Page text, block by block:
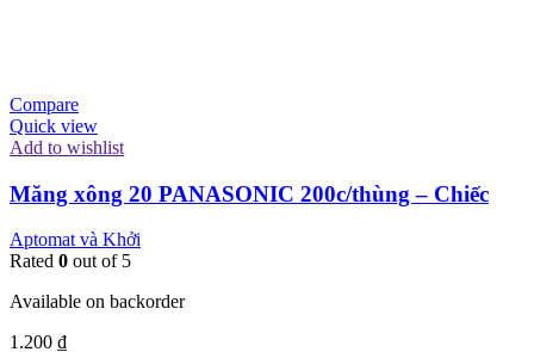
Compare
Quick view
Add to wishlist
Măng xông 20 PANASONIC 200c/thùng – Chiếc
Aptomat và Khởi
Rated 0 out of 5
Available on backorder
1.200 ₫